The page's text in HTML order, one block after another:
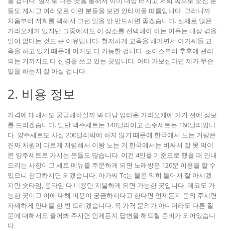
들도 계시고 여러모로 이런 분들을 보면 안타까울 따름입니다. 그러니까
처음부터 저희를 택해서 그런 일을 안 만드시면 좋겠습니다. 실제로 많은
가라오케가 있지만 그중에서도 이 장소를 선택해야 하는 이유는 내상 겪을
일이 없다는 것도 큰 이유입니다. 철저하게 교육을 해가면서 아가씨들 교
육을 하고 있기 때문에 이거도 다 가능한 겁니다. 초이스부터 추후에 관리
되는 거까지도 다 신경을 쓰고 있는 곳입니다. 아마 가보신다면 제가 무슨
말을 하는지 잘 아실 겁니다.
2. 비용 정보
가격에 대해서도 궁금해하실까 봐 다낭 업타운 가라오케에 가기 전에 정보
를 드리겠습니다. 일단 맥주세트는 140달러이고 소주세트는 160달러입니
다. 양주세트도 사실 200달러밖에 하지 않기 때문에 한국에서 노는 거랑은
진짜 차원이 다르게 저렴해서 이왕 노는 거 한국에서는 비싸서 잘 못 먹어
본 양주세트로 가시는 분들도 많습니다. 이건 4인을 기준으로 했을 때 안내
드리는 사항이고 세트 메뉴를 주문하게 되면 노래방은 120분 이용을 할 수
있으니 참고하시면 되겠습니다. 아가씨 Tc는 물론 익히 들어서 잘 아시겠
지만 숏타임, 롱타임 다 비용만 지불하게 되면 가능한 곳입니다. 에코도 가
능한 곳이고 이에 대해 비용이 궁금하시다고 한다면 언제든지 문의 주시면
자세하게 안내를 한 번 드리겠습니다. 꼭 가격 문의가 아니더라도 다른 질
문에 대해서도 물어봐 주시면 언제든지 답변을 해드릴 준비가 되어있습니
다.